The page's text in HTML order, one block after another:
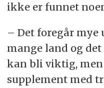
organisasjoner og
CSIS-rapport:
Demining Farmland
Fertilizer to Restore
Production(2023)
ikke er funnet
– Det foregår
mange land og
kan bli viktig,
supplement med